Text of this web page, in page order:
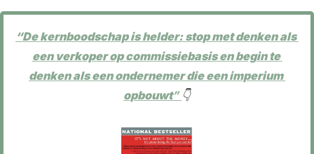
“De kernboodschap is helder: stop met denken als
een verkoper op commissiebasis en begin te
denken als een ondernemer die een imperium
opbouwt” 👇